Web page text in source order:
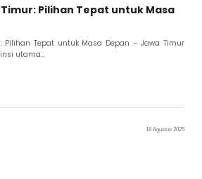
Pilihan Tepat untuk Masa
Pilihan Tepat untuk Masa Depan – Jawa Timur
utama...
18 Agustus 2025